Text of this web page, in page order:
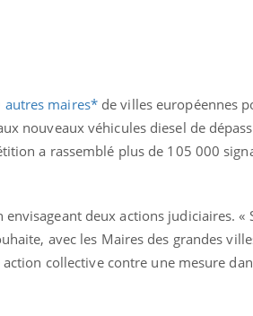
autres maires*de villes européennes
nouveaux véhicules diesel de
a rassemblé plus de 105 000
deux actions judiciaires. «
avec les Maires des grandes
collective contre une mesure